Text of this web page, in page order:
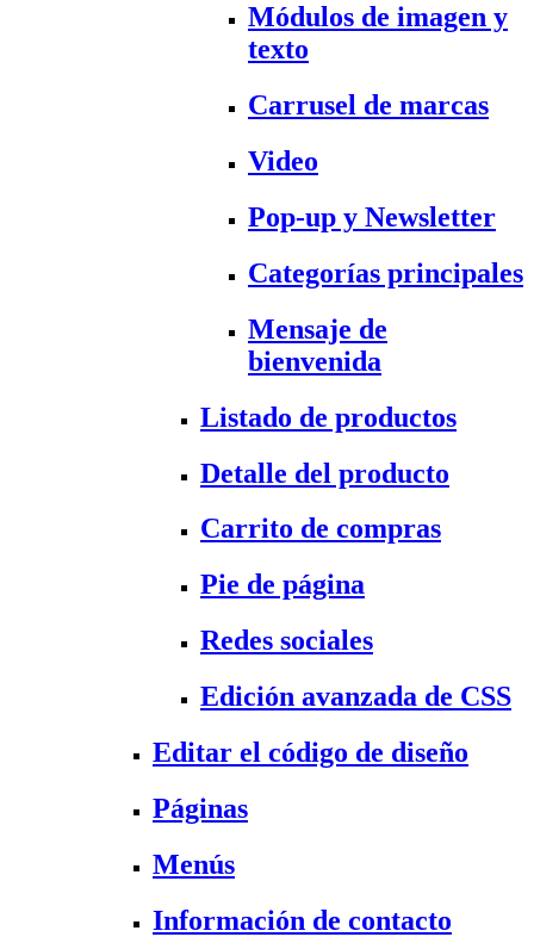
Módulos de imagen y
texto
Carrusel de marcas
Video
Pop-up y Newsletter
Categorías principales
Mensaje de
bienvenida
Listado de productos
Detalle del producto
Carrito de compras
Pie de página
Redes sociales
Edición avanzada de CSS
Editar el código de diseño
Páginas
Menús
Información de contacto